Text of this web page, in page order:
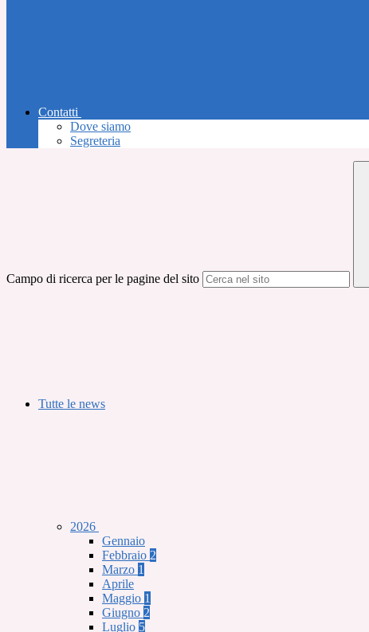
Contatti
Dove siamo
Segreteria
Campo di ricerca per le pagine del sito
Tutte le news
2026
Gennaio
Febbraio 2
Marzo 1
Aprile
Maggio 1
Giugno 2
Luglio 5